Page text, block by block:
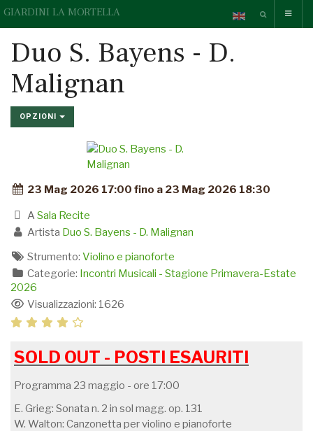
GIARDINI LA MORTELLA
Duo S. Bayens - D.
Malignan
OPZIONI
23 Mag 2026 17:00 fino a 23 Mag 2026 18:30
A Sala Recite
Artista Duo S. Bayens - D. Malignan
Strumento: Violino e pianoforte
Categorie: Incontri Musicali - Stagione Primavera-Estate
2026
Visualizzazioni: 1626
SOLD OUT - POSTI ESAURITI
Programma 23 maggio - ore 17:00
E. Grieg: Sonata n. 2 in sol magg. op. 131
W. Walton: Canzonetta per violino e pianoforte